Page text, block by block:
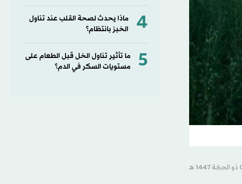
4
ماذا يحدث لصحة القلب عند تناول
الخبز بانتظام؟
5
ما تأثير تناول الخل قبل الطعام على
مستويات السكر في الدم؟